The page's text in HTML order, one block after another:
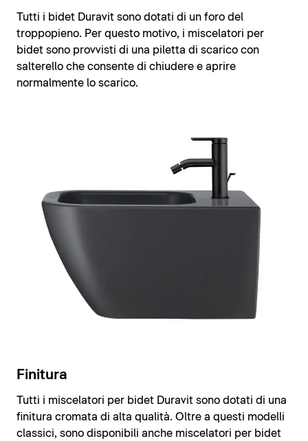
Tutti i bidet Duravit sono dotati di un foro del
troppopieno. Per questo motivo, i miscelatori per
bidet sono provvisti di una piletta di scarico con
salterello che consente di chiudere e aprire
normalmente lo scarico.
Finitura
Tutti i miscelatori per bidet Duravit sono dotati di una
finitura cromata di alta qualità. Oltre a questi modelli
classici, sono disponibili anche miscelatori per bidet